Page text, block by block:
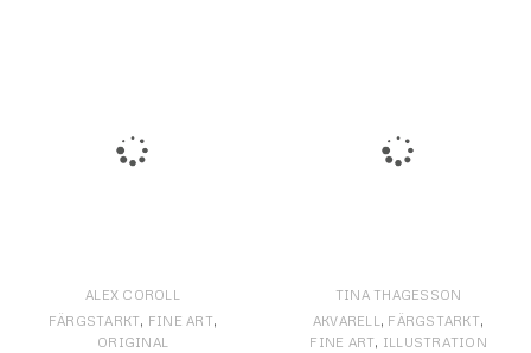
ALEX COROLL
FÄRGSTARKT, FINE ART,
ORIGINAL
TINA THAGESSON
AKVARELL , FÄRGSTARKT,
FINE ART, ILLUSTRATION